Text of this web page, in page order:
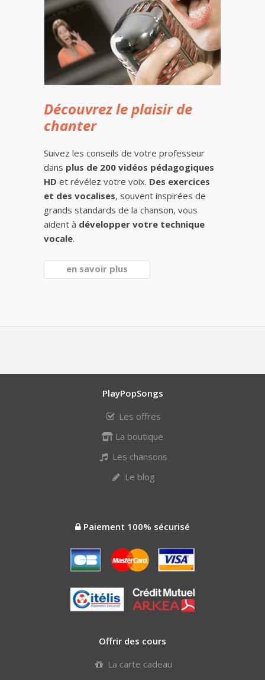
Découvrez le plaisir de
chanter
Suivez les conseils de votre professeur
dans plus de 200 vidéos pédagogiques
HD et révélez votre voix. Des exercices
et des vocalises, souvent inspirées de
grands standards de la chanson, vous
aident à développer votre technique
vocale.
en savoir plus
PlayPopSongs
Les offres
La boutique
Les chansons
Le blog
Paiement 100% sécurisé
Offrir des cours
La carte cadeau